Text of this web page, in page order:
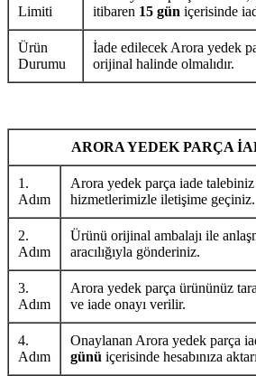
Limiti
itibaren 15 gün içerisinde
Ürün
Durumu
İade edilecek Arora yedek
orijinal halinde olmalıdır.
ARORA YEDEK PARÇA
1.
Adım
Arora yedek parça iade
hizmetlerimizle iletişime geçiniz.
2.
Adım
Ürünü orijinal ambalajı ile
aracılığıyla gönderiniz.
3.
Adım
Arora yedek parça ürününüz
ve iade onayı verilir.
4.
Adım
Onaylanan Arora yedek parça
günü içerisinde hesabınıza